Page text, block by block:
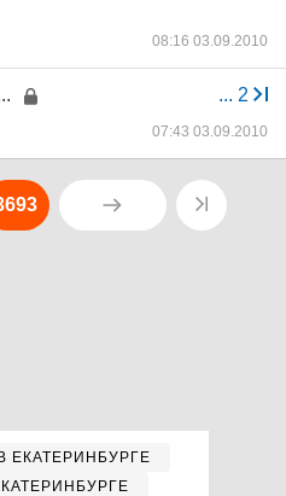
08:16 03.09.2010
... 2
07:43 03.09.2010
ЕКАТЕРИНБУРГЕ